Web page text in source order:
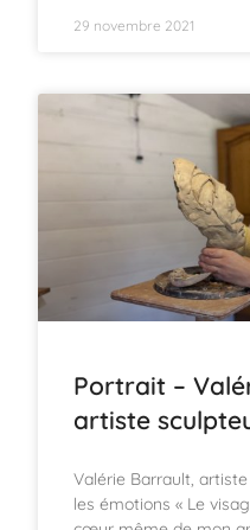
29 novembre 2021
Portrait –
artiste
Valérie Barrault,
les émotions « Le